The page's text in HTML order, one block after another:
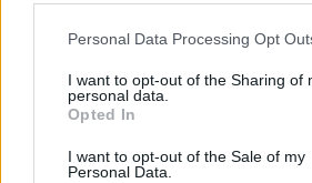
Personal Data Processing Opt
I want to opt-out of the Sharing of
personal data.
Opted In
I want to opt-out of the Sale of my
Personal Data.